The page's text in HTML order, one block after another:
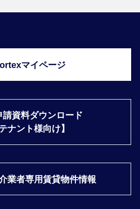
マイページ
請資料ダウンロード
テナント様向け】
業者専用賃貸物件情報